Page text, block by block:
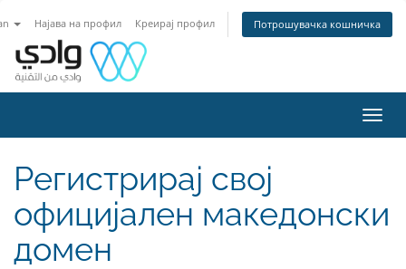
Најава на профил Креирај профил Потрошувачка кошничка
Регистрирај свој
официјален македонски
домен